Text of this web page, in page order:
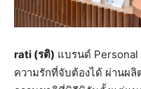
rati (รติ) แบรนด์
ความรักที่จับต้องได้ ผ่านผ